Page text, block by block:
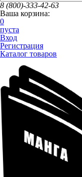
8 (800)-333-42-63
Ваша корзина:
0
пуста
Вход
Регистрация
Каталог товаров